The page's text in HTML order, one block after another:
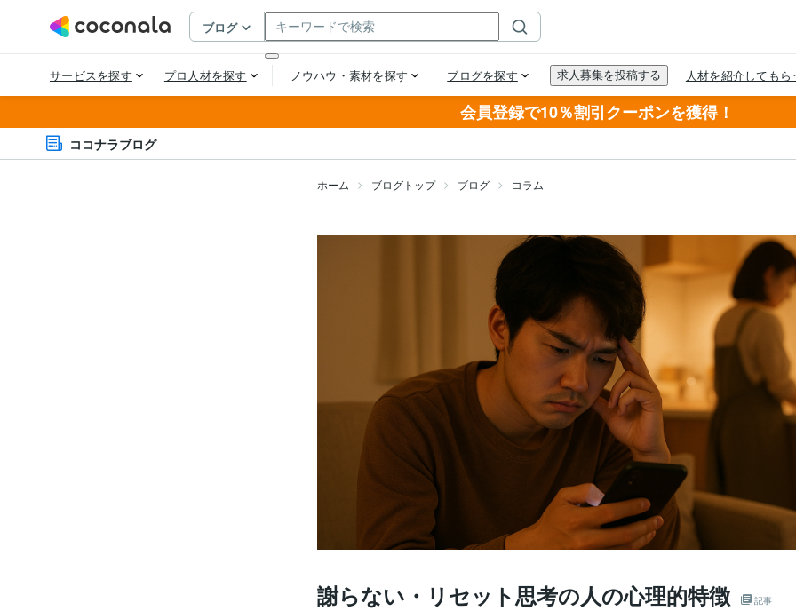
会員登録で10％割引クーポンを獲得！
ココナラブログ
ホーム ブログトップ ブログ コラム
謝らない・リセット思考の人の心理的特徴 記事